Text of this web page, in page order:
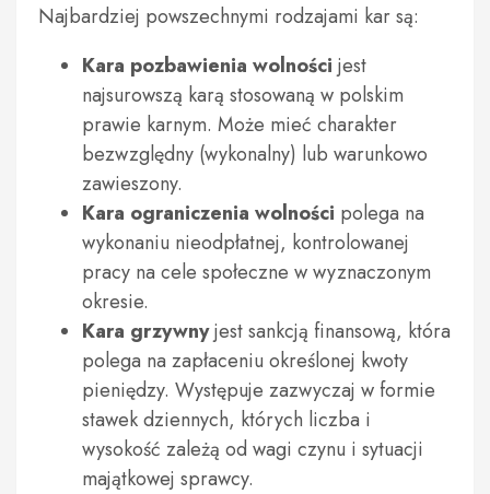
Najbardziej powszechnymi rodzajami kar są:
Kara pozbawienia wolności jest
najsurowszą karą stosowaną w polskim
prawie karnym. Może mieć charakter
bezwzględny (wykonalny) lub warunkowo
zawieszony.
Kara ograniczenia wolności polega na
wykonaniu nieodpłatnej, kontrolowanej
pracy na cele społeczne w wyznaczonym
okresie.
Kara grzywnyjest sankcją finansową, która
polega na zapłaceniu określonej kwoty
pieniędzy. Występuje zazwyczaj w formie
stawek dziennych, których liczba i
wysokość zależą od wagi czynu i sytuacji
majątkowej sprawcy.